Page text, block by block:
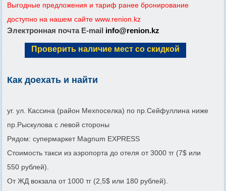
Выгодные предложения и тариф ранее бронирование
доступно на нашем сайте www.renion.kz
Электронная почта E-mail info@renion.kz
Проверить наличие мест со скидкой
Как доехать и найти
уг. ул. Кассина (район Мехпоселка) по пр.Сейфуллина ниже
пр.Рыскулова с левой стороны
Рядом: супермаркет Magnum EXPRESS
Стоимость такси из аэропорта до отеля от 3000 тг (7$ или
550 рублей).
От ЖД вокзала от 1000 тг (2,5$ или 180 рублей).